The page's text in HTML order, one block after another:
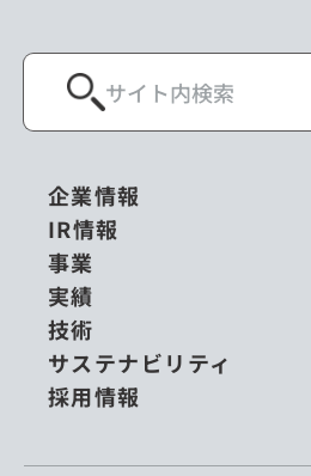
企業情報
IR情報
事業
実績
技術
サステナビリティ
採用情報